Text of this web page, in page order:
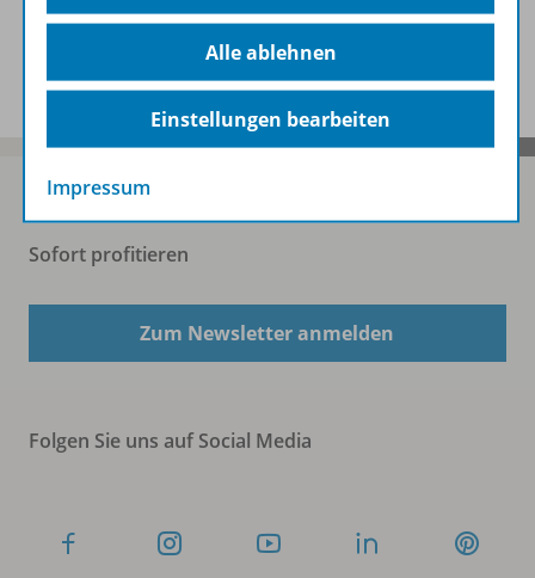
Sofort profitieren
Zum Newsletter anmelden
Folgen Sie uns auf Social Media
Alle ablehnen
Einstellungen bearbeiten
Impressum